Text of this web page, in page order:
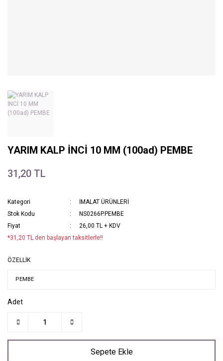
YARIM KALP İNCİ 10 MM (100ad) PEMBE
31,20 TL
Kategori
İMALAT ÜRÜNLERİ
Stok Kodu
NS0266P.PEMBE
Fiyat
26,00 TL + KDV
*31,20 TL den başlayan taksitlerle!!
ÖZELLİK
Adet
Sepete Ekle